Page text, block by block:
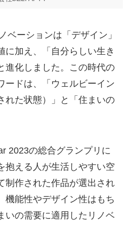
ベーションは「デザイン」
に加え、「自分らしい生き
進化しました。この時代の
ードは、「ウェルビーイン
れた状態）」と「住まいの
2023の総合グランプリに
抱える人が生活しやすい空
制作された作品が選出され
機能性やデザイン性はもち
いの需要に適用したリノベ